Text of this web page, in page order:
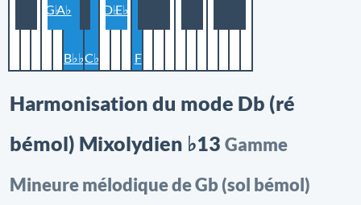
G♭A♭
B♭♭C♭
D♭E♭
F
Harmonisation du mode Db (ré
bémol) Mixolydien ♭13 Gamme
Mineure mélodique de Gb (sol bémol)